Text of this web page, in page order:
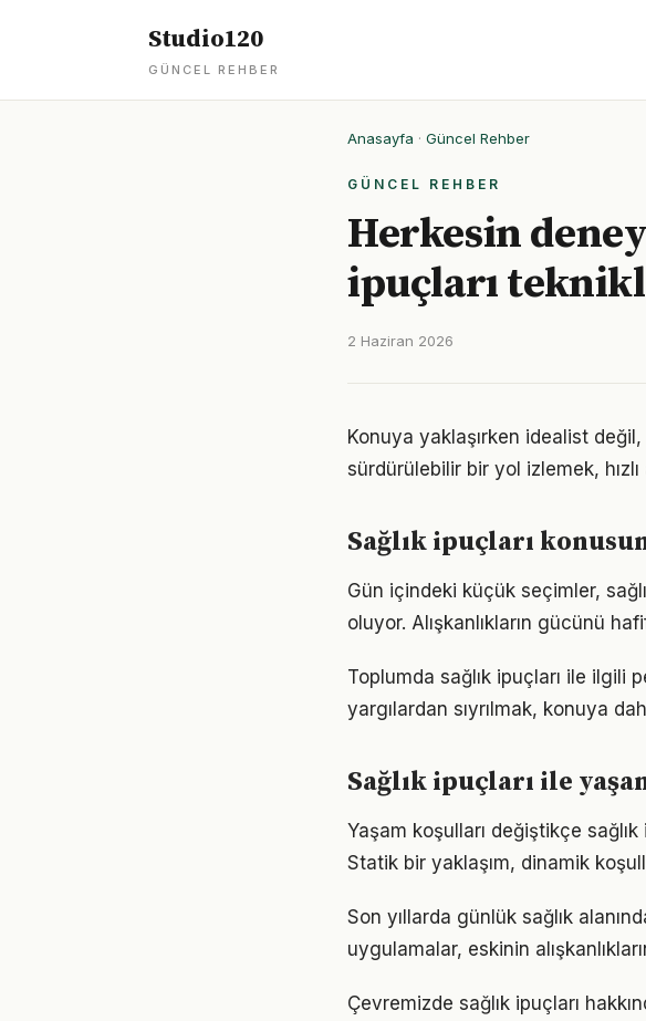
Studio120
GÜNCEL REHBER
Anasayfa · Güncel Rehber
GÜNCEL REHBER
Herkesin
ipuçları
2 Haziran 2026
Konuya yaklaşırken idealist
sürdürülebilir bir yol izlemek,
Sağlık ipuçları
Gün içindeki küçük seçimler,
oluyor. Alışkanlıkların gücünü
Toplumda sağlık ipuçları ile ilgili
yargılardan sıyrılmak, konuya
Sağlık ipuçları ile
Yaşam koşulları değiştikçe
Statik bir yaklaşım, dinamik
Son yıllarda günlük sağlık
uygulamalar, eskinin
Çevremizde sağlık ipuçları